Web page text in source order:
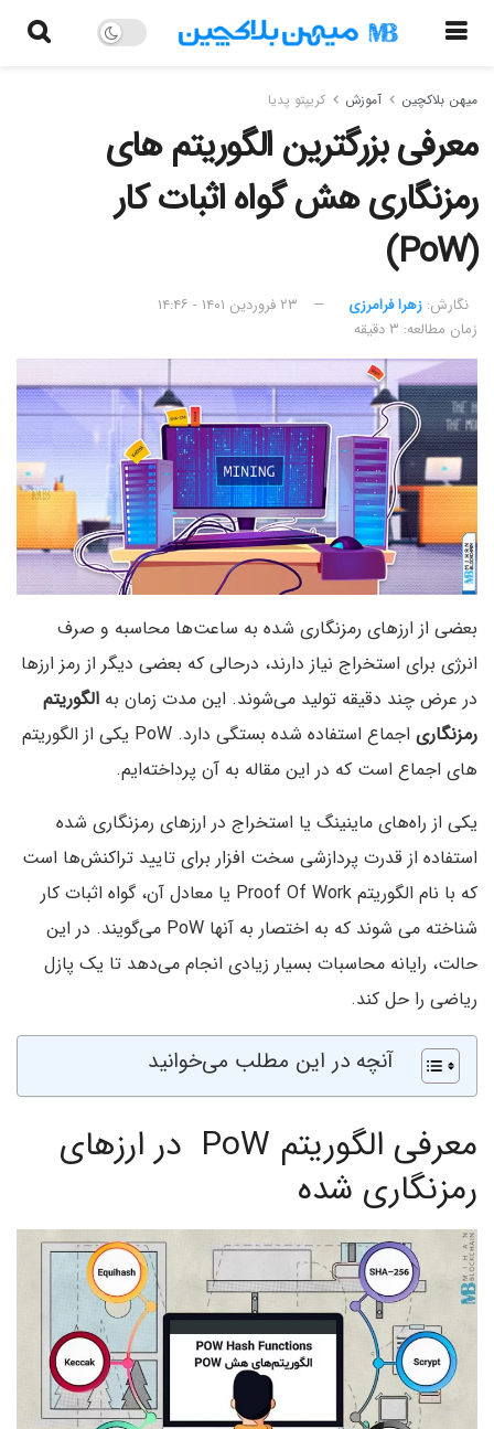
میهن بلاکچین آموزش کریپتو پدیا
معرفی بزرگترین الگوریتم های
رمزنگاری هش گواه اثبات کار
(PoW)
نگارش:‌ زهرا فرامرزی
۲۳ فروردین ۱۴۰۱ - ۱۴:۴۶
زمان مطالعه: ۳ دقیقه
بعضی از ارزهای رمزنگاری شده به ساعت‌ها محاسبه و صرف
انرژی برای استخراج نیاز دارند، درحالی که بعضی دیگر از رمز ارزها
در عرض چند دقیقه تولید می‌شوند. این مدت زمان به الگوریتم
رمزنگاری
اجماع استفاده شده بستگی دارد. PoW یکی از الگوریتم
های اجماع است که در این مقاله به آن پرداخته‌ایم.
یکی از راه‌های ماینینگ یا استخراج در ارزهای رمزنگاری شده
استفاده از قدرت پردازشی سخت افزار برای تایید تراکنش‌ها است
که با نام الگوریتم Proof Of Work یا معادل آن، گواه اثبات کار
شناخته می شوند که به اختصار به آنها PoW می‌گویند. در این
حالت، رایانه محاسبات بسیار زیادی انجام می‌دهد تا یک پازل
ریاضی را حل کند.
آنچه در این مطلب می‌خوانید
معرفی الگوریتم PoW در ارزهای
رمزنگاری شده